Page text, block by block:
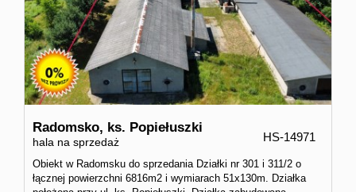
Radomsko, ks. Popiełuszki
hala na sprzedaż HS-14971
Obiekt w Radomsku do sprzedania Działki nr 301 i 311/2 o
łącznej powierzchni 6816m2 i wymiarach 51x130m. Działka